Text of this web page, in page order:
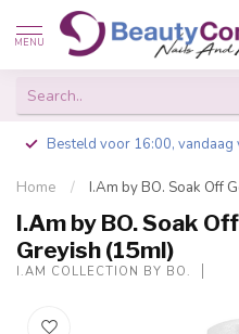
MENU
Besteld voor 16:00, vandaag
Home / I.Am by BO. Soak Off
I.Am by BO. Soak
Greyish (15ml)
I.AM COLLECTION BY BO.